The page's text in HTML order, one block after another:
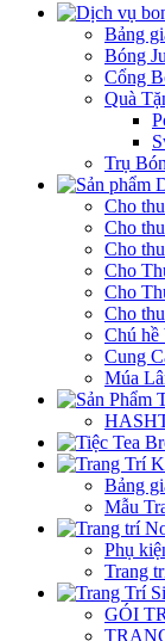
Bảng
Bóng
Cổng
Quà
Trụ
Cho
Cho
Cho
Cho
Cho
Cho
Chú hề
Cung
Múa
Bảng
Mẫu
Phụ
Trang
GÓI